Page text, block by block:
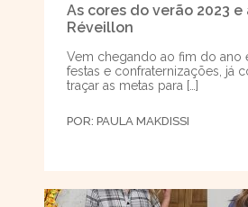
As cores do verão 2023
Réveillon
Vem chegando ao fim do ano
festas e confraternizações, já
traçar as metas para […]
POR: PAULA MAKDISSI